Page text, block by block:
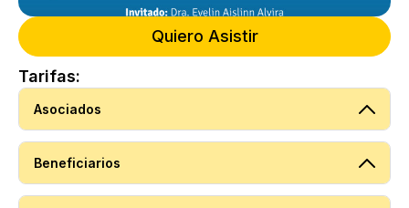
Quiero Asistir
Tarifas:
Asociados
Beneficiarios